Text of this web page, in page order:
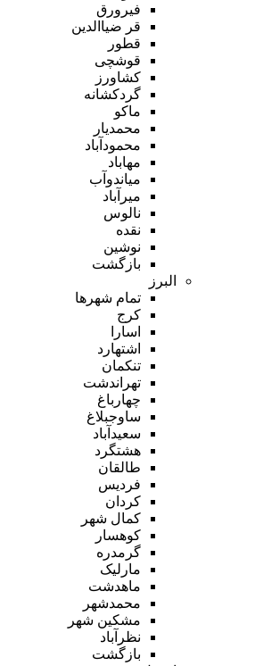
فیرورق
قر ضیاالدین
قطور
قوشچی
کشاورز
گردکشانه
ماکو
محمدیار
محمودآباد
مهاباد
میاندوآب
میرآباد
نالوس
نقده
نوشین
بازگشت
البرز
تمام شهر‌ها
کرج
اسارا
اشتهارد
تنکمان
تهراندشت
چهارباغ
ساوجبلاغ
سعیدآباد
هشتگرد
طالقان
فردیس
کردان
کمال شهر
کوهسار
گرمدره
مارلیک
ماهدشت
محمدشهر
مشکین شهر
نظرآباد
بازگشت